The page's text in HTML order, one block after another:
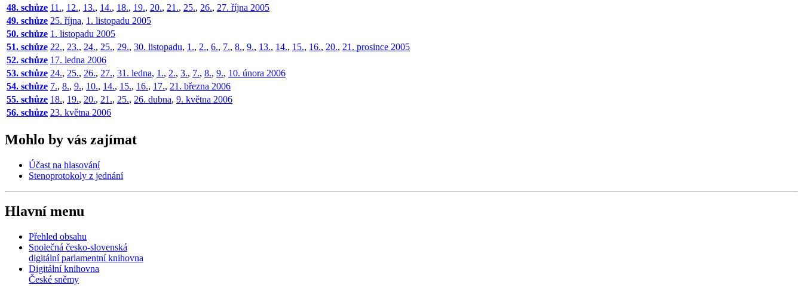
48. schůze 11., 12., 13., 14., 18., 19., 20., 21., 25., 26., 27. října 2005
49. schůze 25. října, 1. listopadu 2005
50. schůze 1. listopadu 2005
51. schůze 22., 23., 24., 25., 29., 30. listopadu, 1., 2., 6., 7., 8., 9., 13., 14., 15., 16., 20., 21. prosince 2005
52. schůze 17. ledna 2006
53. schůze 24., 25., 26., 27., 31. ledna, 1., 2., 3., 7., 8., 9., 10. února 2006
54. schůze 7., 8., 9., 10., 14., 15., 16., 17., 21. března 2006
55. schůze 18., 19., 20., 21., 25., 26. dubna, 9. května 2006
56. schůze 23. května 2006
Mohlo by vás zajímat
Účast na hlasování
Stenoprotokoly z jednání
Hlavní menu
Přehled obsahu
Společná česko-slovenská
digitální parlamentní knihovna
Digitální knihovna
České sněmy